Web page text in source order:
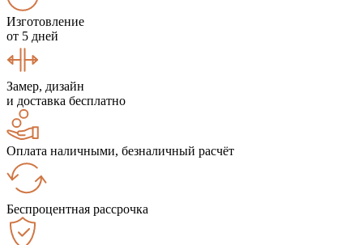
Изготовление
от 5 дней
Замер, дизайн
и доставка бесплатно
Оплата наличными, безналичный расчёт
Беспроцентная рассрочка